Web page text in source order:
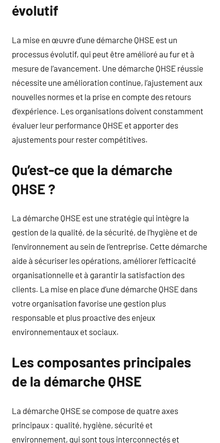
évolutif
La mise en œuvre d’une démarche QHSE est un
processus évolutif, qui peut être amélioré au fur et à
mesure de l’avancement. Une démarche QHSE réussie
nécessite une amélioration continue, l’ajustement aux
nouvelles normes et la prise en compte des retours
d’expérience. Les organisations doivent constamment
évaluer leur performance QHSE et apporter des
ajustements pour rester compétitives.
Qu’est-ce que la démarche
QHSE ?
La démarche QHSE est une stratégie qui intègre la
gestion de la qualité, de la sécurité, de l’hygiène et de
l’environnement au sein de l’entreprise. Cette démarche
aide à sécuriser les opérations, améliorer l’efficacité
organisationnelle et à garantir la satisfaction des
clients. La mise en place d’une démarche QHSE dans
votre organisation favorise une gestion plus
responsable et plus proactive des enjeux
environnementaux et sociaux.
Les composantes principales
de la démarche QHSE
La démarche QHSE se compose de quatre axes
principaux : qualité, hygiène, sécurité et
environnement, qui sont tous interconnectés et